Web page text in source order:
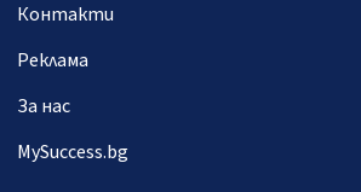
Контакти
Реклама
За нас
MySuccess.bg